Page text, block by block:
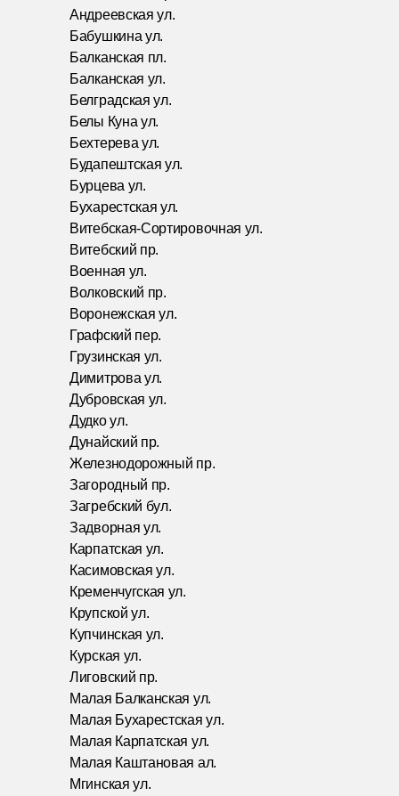
Андреевская ул.
Бабушкина ул.
Балканская пл.
Балканская ул.
Белградская ул.
Белы Куна ул.
Бехтерева ул.
Будапештская ул.
Бурцева ул.
Бухарестская ул.
Витебская-Сортировочная ул.
Витебский пр.
Военная ул.
Волковский пр.
Воронежская ул.
Графский пер.
Грузинская ул.
Димитрова ул.
Дубровская ул.
Дудко ул.
Дунайский пр.
Железнодорожный пр.
Загородный пр.
Загребский бул.
Задворная ул.
Карпатская ул.
Касимовская ул.
Кременчугская ул.
Крупской ул.
Купчинская ул.
Курская ул.
Лиговский пр.
Малая Балканская ул.
Малая Бухарестская ул.
Малая Карпатская ул.
Малая Каштановая ал.
Мгинская ул.